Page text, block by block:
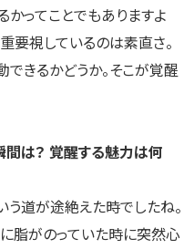
かってことでもありますよ
要視しているのは素直さ。
きるかどうか。そこが覚醒
間は？ 覚醒する魅力は何
道が途絶えた時でしたね。
脂がのっていた時に突然心